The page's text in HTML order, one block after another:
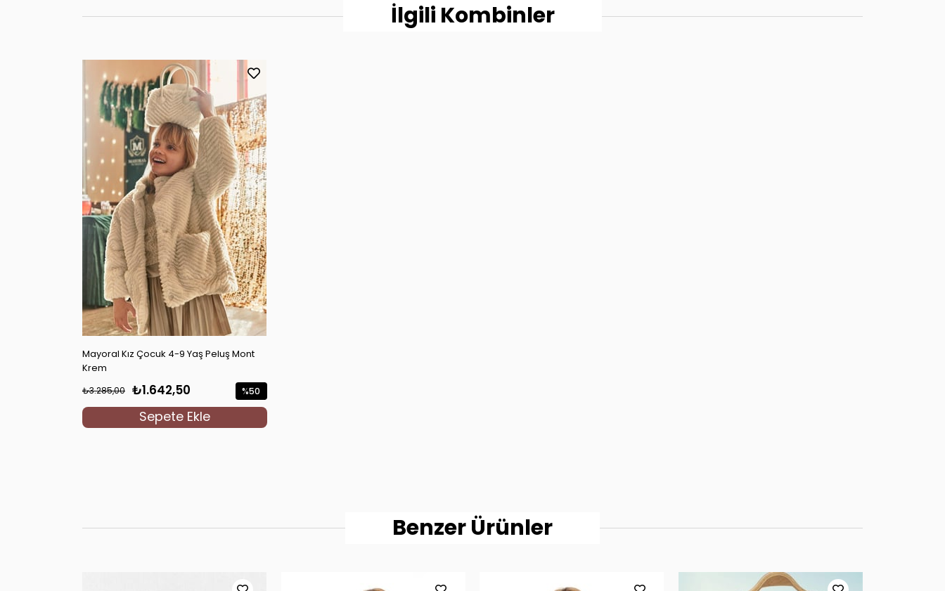
İlgili Kombinler
Mayoral Kız Çocuk 4-9 Yaş Peluş Mont
Krem
₺1.642,50
₺3.285,00
Sepete Ekle
%50
İndirim
%50İndirim
Benzer Ürünler